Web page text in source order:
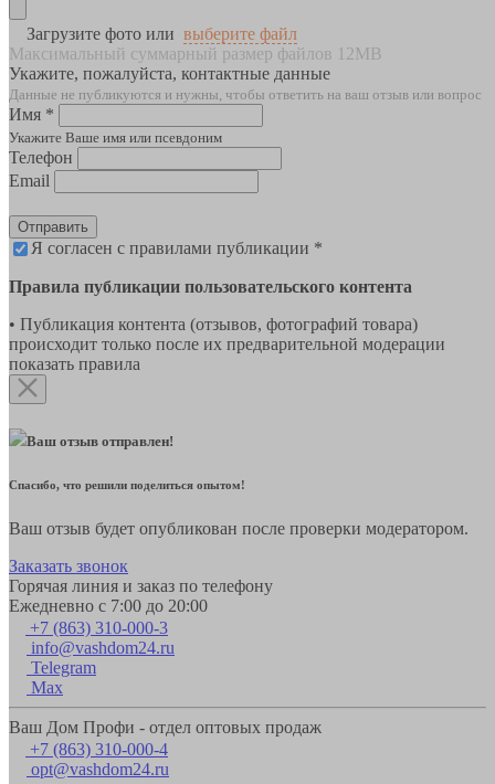
Загрузите фото или выберите файл
Максимальный суммарный размер файлов 12MB
Укажите, пожалуйста, контактные данные
Данные не публикуются и нужны, чтобы ответить на ваш отзыв или вопрос
Имя *
Укажите Ваше имя или псевдоним
Телефон
Email
Отправить
Я согласен с правилами публикации *
Правила публикации пользовательского контента
• Публикация контента (отзывов, фотографий товара)
происходит только после их предварительной модерации
показать правила
Ваш отзыв отправлен!
Спасибо, что решили поделиться опытом!
Ваш отзыв будет опубликован после проверки модератором.
Заказать звонок
Горячая линия и заказ по телефону
Ежедневно с 7:00 до 20:00
+7 (863) 310-000-3
info@vashdom24.ru
Telegram
Max
Ваш Дом Профи - отдел оптовых продаж
+7 (863) 310-000-4
opt@vashdom24.ru